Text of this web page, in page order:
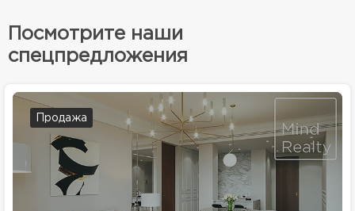
Посмотрите наши
спецпредложения
Продажа